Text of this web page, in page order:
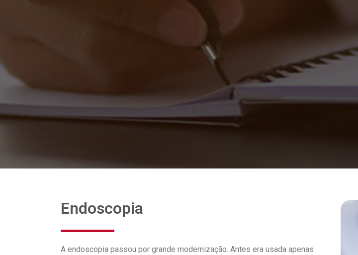
Endoscopia
A endoscopia passou por grande modernização. Antes era usada apenas